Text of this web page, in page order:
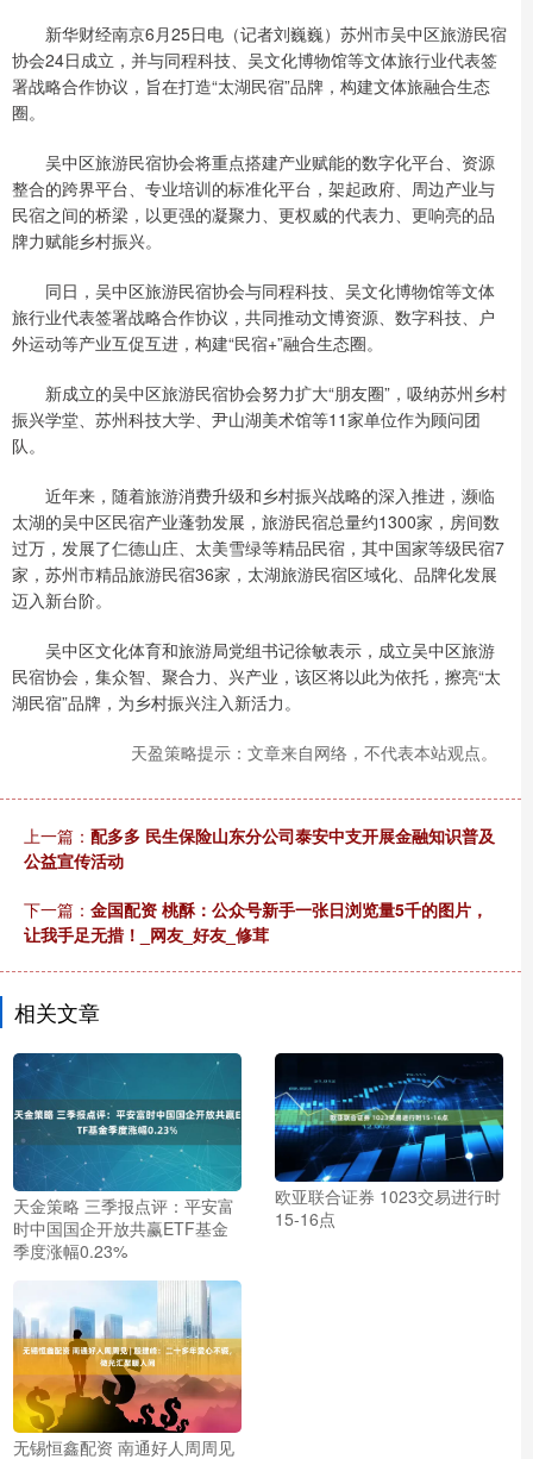
新华财经南京6月25日电（记者刘巍巍）苏州市吴中区旅游民宿
协会24日成立，并与同程科技、吴文化博物馆等文体旅行业代表签
署战略合作协议，旨在打造“太湖民宿”品牌，构建文体旅融合生态
圈。
吴中区旅游民宿协会将重点搭建产业赋能的数字化平台、资源
整合的跨界平台、专业培训的标准化平台，架起政府、周边产业与
民宿之间的桥梁，以更强的凝聚力、更权威的代表力、更响亮的品
牌力赋能乡村振兴。
同日，吴中区旅游民宿协会与同程科技、吴文化博物馆等文体
旅行业代表签署战略合作协议，共同推动文博资源、数字科技、户
外运动等产业互促互进，构建“民宿+”融合生态圈。
新成立的吴中区旅游民宿协会努力扩大“朋友圈”，吸纳苏州乡村
振兴学堂、苏州科技大学、尹山湖美术馆等11家单位作为顾问团
队。
近年来，随着旅游消费升级和乡村振兴战略的深入推进，濒临
太湖的吴中区民宿产业蓬勃发展，旅游民宿总量约1300家，房间数
过万，发展了仁德山庄、太美雪绿等精品民宿，其中国家等级民宿7
家，苏州市精品旅游民宿36家，太湖旅游民宿区域化、品牌化发展
迈入新台阶。
吴中区文化体育和旅游局党组书记徐敏表示，成立吴中区旅游
民宿协会，集众智、聚合力、兴产业，该区将以此为依托，擦亮“太
湖民宿”品牌，为乡村振兴注入新活力。
天盈策略提示：文章来自网络，不代表本站观点。
上一篇： 配多多 民生保险山东分公司泰安中支开展金融知识普及
公益宣传活动
下一篇： 金国配资 桃酥：公众号新手一张日浏览量5千的图片，
让我手足无措！_网友_好友_修茸
相关文章
天金策略 三季报点评：平安富
时中国国企开放共赢ETF基金
季度涨幅0.23%
欧亚联合证券 1023交易进行时
15-16点
无锡恒鑫配资 南通好人周周见